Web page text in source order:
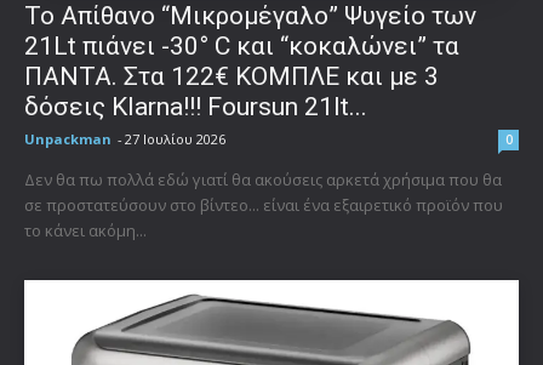
Το Απίθανο “Μικρομέγαλο” Ψυγείο των
21Lt πιάνει -30° C και “κοκαλώνει” τα
ΠΑΝΤΑ. Στα 122€ ΚΟΜΠΛΕ και με 3
δόσεις Klarna!!! Foursun 21lt...
Unpackman - 27 Ιουλίου 2026 0
Δεν θα πω πολλά εδώ γιατί θα ακούσεις αρκετά χρήσιμα που θα
σε προστατεύσουν στο βίντεο... είναι ένα εξαιρετικό προϊόν που
το κάνει ακόμη...